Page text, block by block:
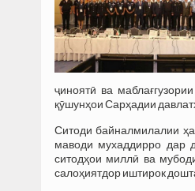
ҷиноятӣ ва
қӯшунҳои Сарҳадии
Ситоди байналмилалии
маводи мухаддирро дар
ситодҳои миллӣ ва
салоҳиятдор иштирок